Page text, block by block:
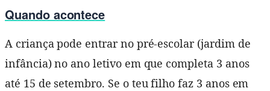
Quando acontece
A criança pode entrar no pré-escolar (jardim de
infância) no ano letivo em que completa 3 anos
até 15 de setembro. Se o teu filho faz 3 anos em